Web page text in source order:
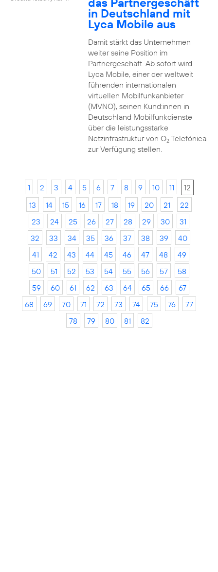
in Deutschland mit
Lyca Mobile aus
Damit stärkt das Unternehmen
weiter seine Position im
Partnergeschäft. Ab sofort wird
Lyca Mobile, einer der weltweit
führenden internationalen
virtuellen Mobilfunkanbieter
(MVNO), seinen Kund:innen in
Deutschland Mobilfunkdienste
über die leistungsstarke
Netzinfrastruktur von O2Telefónica
zur Verfügung stellen.
1 2 3 4 5 6 7 8 9 10 11
12
13
14 15 16 17 18 19 20 21
22
23
24 25 26 27 28 29 30
31
32
33 34 35 36 37 38 39
40
41
42 43 44 45 46 47 48
49
50
51 52 53 54 55 56 57
58
59
60 61 62 63 64 65 66
67
68
69 70 71 72 73 74 75 76
77
78
79 80 81 82